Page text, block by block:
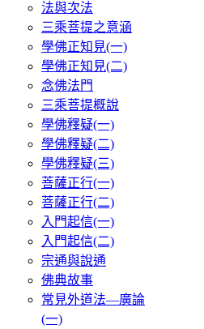
法與次法
三乘菩提之意涵
學佛正知見(一)
學佛正知見(二)
念佛法門
三乘菩提概說
學佛釋疑(一)
學佛釋疑(二)
學佛釋疑(三)
菩薩正行(一)
菩薩正行(二)
入門起信(一)
入門起信(二)
宗通與說通
佛典故事
常見外道法—廣論
(一)